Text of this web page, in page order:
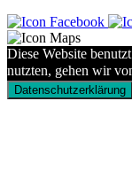
Diese Website
nutzten, gehen wir
Datenschutzerklärung